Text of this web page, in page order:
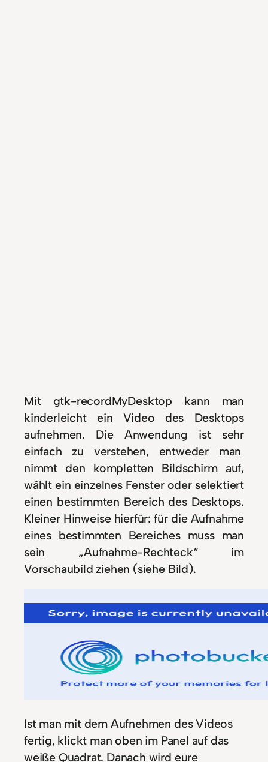
Mit gtk-recordMyDesktop kann man
kinderleicht ein Video des Desktops
aufnehmen. Die Anwendung ist sehr
einfach zu verstehen, entweder man
nimmt den kompletten Bildschirm auf,
wählt ein einzelnes Fenster oder selektiert
einen bestimmten Bereich des Desktops.
Kleiner Hinweise hierfür: für die Aufnahme
eines bestimmten Bereiches muss man
sein „Aufnahme-Rechteck“ im
Vorschaubild ziehen (siehe Bild).
Ist man mit dem Aufnehmen des Videos
fertig, klickt man oben im Panel auf das
weiße Quadrat. Danach wird eure